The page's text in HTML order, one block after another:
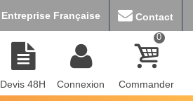
Entreprise Française Contact
Devis 48H Connexion
0
Commander